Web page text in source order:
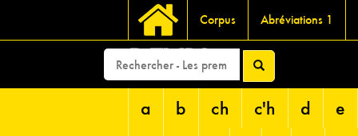
Corpus Abréviations 1
DEVRI
a b ch c'h d
e